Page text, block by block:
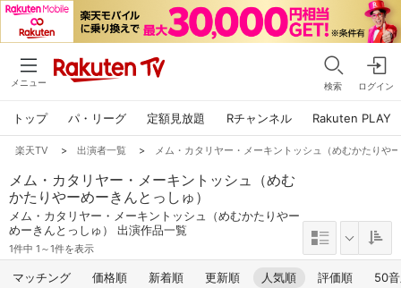
メニュー 検索 ログイン
トップ パ・リーグ 定額見放題 Rチャンネル Rakuten PLAY
楽天TV > 出演者一覧 > メム・カタリヤー・メーキントッシュ（めむかたりや
メム・カタリヤー・メーキントッシュ（めむ
かたりやーめーきんとっしゅ）
メム・カタリヤー・メーキントッシュ（めむかたりやー
めーきんとっしゅ） 出演作品一覧
1件中 1～1件を表示
マッチング 価格順 新着順 更新順 人気順 評価順 50